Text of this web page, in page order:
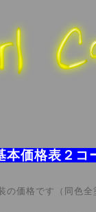
本価格表２コ
の価格です（同色